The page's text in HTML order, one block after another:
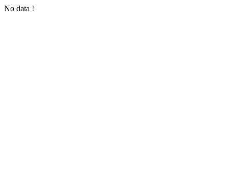
No data !